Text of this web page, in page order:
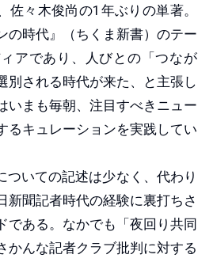
々木俊尚の1年ぶりの単著。
の時代』（ちくま新書）のテー
アであり、人びとの「つなが
別される時代が来た、と主張し
いまも毎朝、注目すべきニュー
るキュレーションを実践してい
いての記述は少なく、代わり
新聞記者時代の経験に裏打ちさ
である。なかでも「夜回り共同
かんな記者クラブ批判に対する